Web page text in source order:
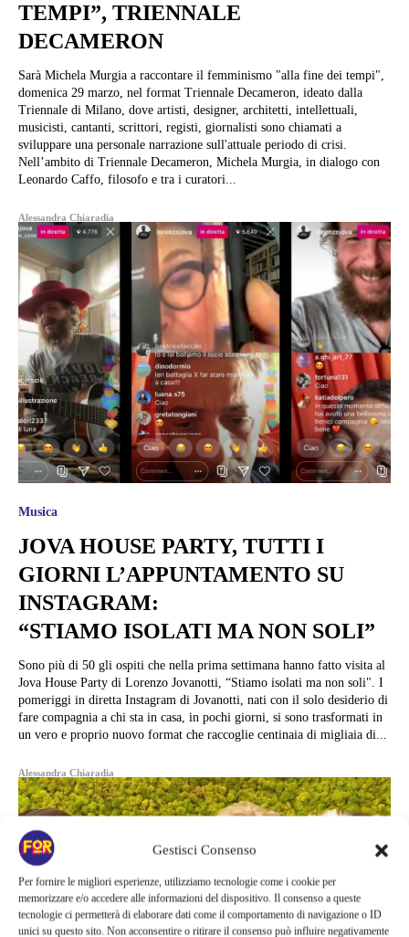
Gestisci Consenso
Per fornire le migliori esperienze, utilizziamo tecnologie come i cookie per
memorizzare e/o accedere alle informazioni del dispositivo. Il consenso a queste
tecnologie ci permetterà di elaborare dati come il comportamento di navigazione o ID
unici su questo sito. Non acconsentire o ritirare il consenso può influire negativamente
TEMPI”, TRIENNALE
DECAMERON
Sarà Michela Murgia a raccontare il femminismo "alla fine dei tempi",
domenica 29 marzo, nel format Triennale Decameron, ideato dalla
Triennale di Milano, dove artisti, designer, architetti, intellettuali,
musicisti, cantanti, scrittori, registi, giornalisti sono chiamati a
sviluppare una personale narrazione sull'attuale periodo di crisi.
Nell’ambito di Triennale Decameron, Michela Murgia, in dialogo con
Leonardo Caffo, filosofo e tra i curatori...
Alessandra Chiaradia
Musica
JOVA HOUSE PARTY, TUTTI I
GIORNI L’APPUNTAMENTO SU
INSTAGRAM:
“STIAMO ISOLATI MA NON SOLI”
Sono più di 50 gli ospiti che nella prima settimana hanno fatto visita al
Jova House Party di Lorenzo Jovanotti, “Stiamo isolati ma non soli". I
pomeriggi in diretta Instagram di Jovanotti, nati con il solo desiderio di
fare compagnia a chi sta in casa, in pochi giorni, si sono trasformati in
un vero e proprio nuovo format che raccoglie centinaia di migliaia di...
Alessandra Chiaradia